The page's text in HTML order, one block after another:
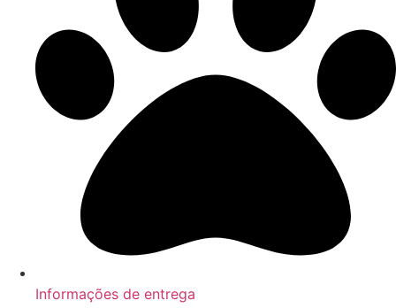
Informações de entrega